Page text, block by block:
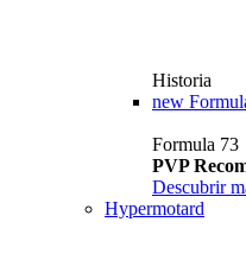
Historia
new
Formula 73
PVP
Descubrir
Hypermotard